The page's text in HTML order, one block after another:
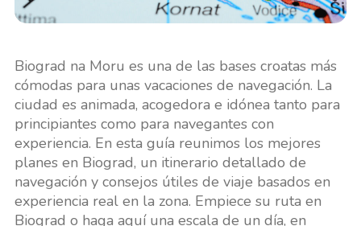
Biograd na Moru es una de las bases croatas más
cómodas para unas vacaciones de navegación. La
ciudad es animada, acogedora e idónea tanto para
principiantes como para navegantes con
experiencia. En esta guía reunimos los mejores
planes en Biograd, un itinerario detallado de
navegación y consejos útiles de viaje basados en
experiencia real en la zona. Empiece su ruta en
Biograd o haga aquí una escala de un día, en